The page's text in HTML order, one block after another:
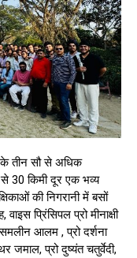
तीन सौ से अधिक
से 30 किमी दूर एक भव्य
की निगरानी में बसों
प्रिंसिपल प्रो मीनाक्षी
समलीन आलम , प्रो दर्शना
जमाल, प्रो दुष्यंत चतुर्वेदी,